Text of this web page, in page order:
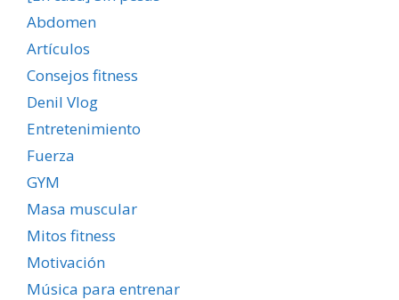
Abdomen
Artículos
Consejos fitness
Denil Vlog
Entretenimiento
Fuerza
GYM
Masa muscular
Mitos fitness
Motivación
Música para entrenar